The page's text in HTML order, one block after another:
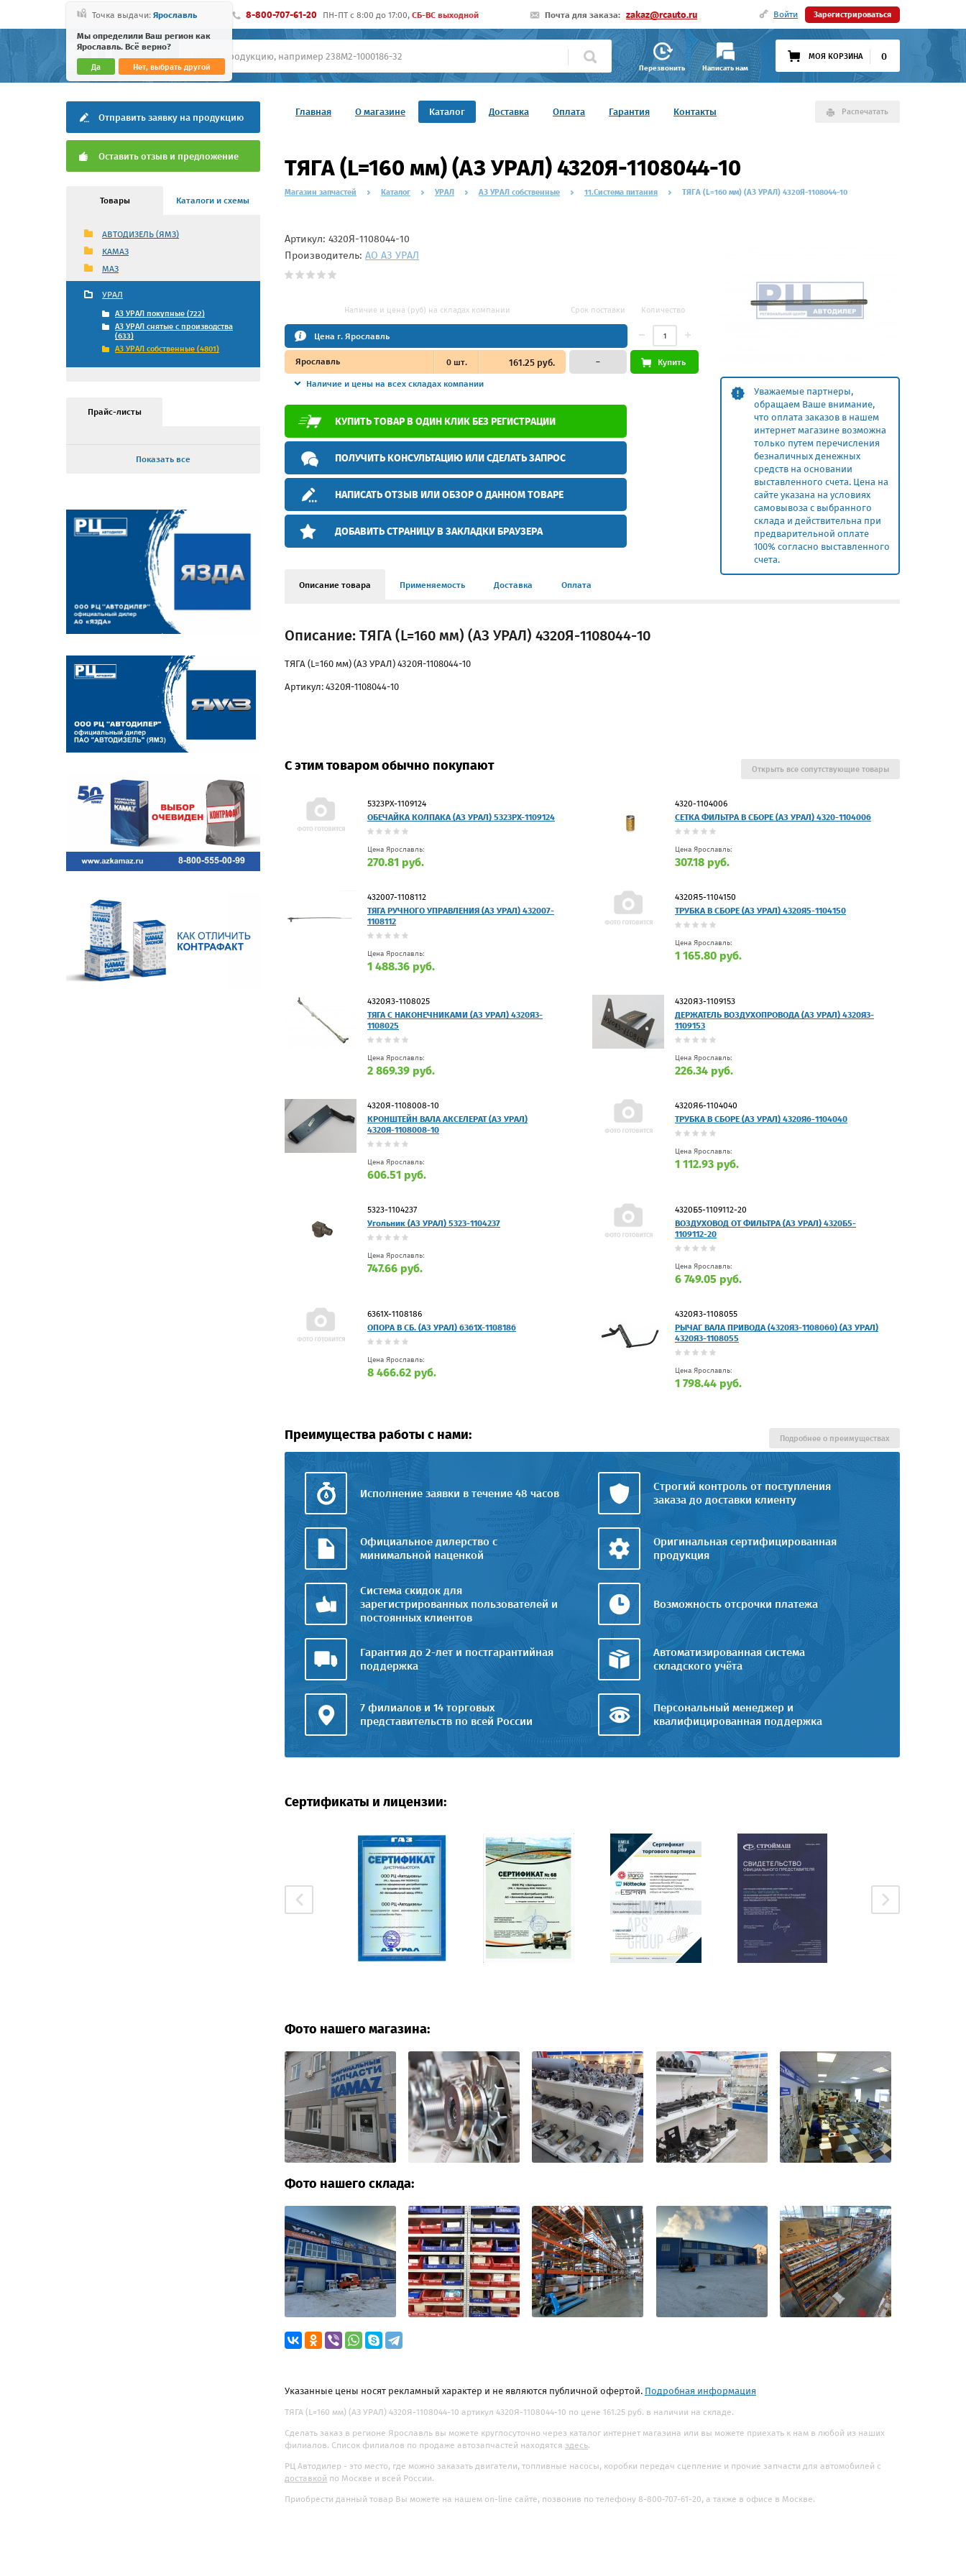
Точка выдачи: Ярославль
Мы определили Ваш регион как
Ярославль. Всё верно?
Да Нет, выбрать другой
8-800-707-61-20 ПН-ПТ c 8:00 до 17:00, СБ-ВС выходной Почта для заказа: zakaz@rcauto.ru Войти Зарегистрироваться
Перезвонить Написать нам
МОЯ КОРЗИНА 0
Главная О магазине Каталог Доставка Оплата Гарантия Контакты Распечатать
Отправить заявку на продукцию
Оставить отзыв и предложение
Товары Каталоги и схемы
АВТОДИЗЕЛЬ (ЯМЗ)
КАМАЗ
МАЗ
УРАЛ
АЗ УРАЛ покупные (722)
АЗ УРАЛ снятые с производства
(633)
АЗ УРАЛ собственные (4801)
Прайс-листы
Показать все
ТЯГА (L=160 мм) (АЗ УРАЛ) 4320Я-1108044-10
Магазин запчастей Каталог УРАЛ АЗ УРАЛ собственные 11.Система питания ТЯГА (L=160 мм) (АЗ УРАЛ) 4320Я-1108044-10
Уважаемые партнеры,
обращаем Ваше внимание,
что оплата заказов в нашем
интернет магазине возможна
только путем перечисления
безналичных денежных
средств на основании
выставленного счета. Цена на
сайте указана на условиях
самовывоза с выбранного
склада и действительна при
предварительной оплате
100% согласно выставленного
счета.
Артикул: 4320Я-1108044-10
Производитель: АО АЗ УРАЛ
Наличие и цена (руб) на складах компании Срок поставки Количество
Цена г. Ярославль
Ярославль 0шт. 161.25 руб.
Наличие и цены на всех складах компании
– Купить
КУПИТЬ ТОВАР В ОДИН КЛИК БЕЗ РЕГИСТРАЦИИ
ПОЛУЧИТЬ КОНСУЛЬТАЦИЮ ИЛИ СДЕЛАТЬ ЗАПРОС
НАПИСАТЬ ОТЗЫВ ИЛИ ОБЗОР О ДАННОМ ТОВАРЕ
ДОБАВИТЬ СТРАНИЦУ В ЗАКЛАДКИ БРАУЗЕРА
Описание товара Применяемость Доставка Оплата
Описание: ТЯГА (L=160 мм) (АЗ УРАЛ) 4320Я-1108044-10
ТЯГА (L=160 мм) (АЗ УРАЛ) 4320Я-1108044-10
Артикул: 4320Я-1108044-10
С этим товаром обычно покупают
5323РХ-1109124
ОБЕЧАЙКА КОЛПАКА (АЗ УРАЛ) 5323РХ-1109124
Цена Ярославль:
270.81 руб.
4320-1104006
СЕТКА ФИЛЬТРА В СБОРЕ (АЗ УРАЛ) 4320-1104006
Цена Ярославль:
307.18 руб.
432007-1108112
ТЯГА РУЧНОГО УПРАВЛЕНИЯ (АЗ УРАЛ) 432007-
1108112
Цена Ярославль:
1 488.36 руб.
4320Я5-1104150
ТРУБКА В СБОРЕ (АЗ УРАЛ) 4320Я5-1104150
Цена Ярославль:
1 165.80 руб.
4320Я3-1108025
ТЯГА С НАКОНЕЧНИКАМИ (АЗ УРАЛ) 4320Я3-
1108025
Цена Ярославль:
2 869.39 руб.
4320Я3-1109153
ДЕРЖАТЕЛЬ ВОЗДУХОПРОВОДА (АЗ УРАЛ) 4320Я3-
1109153
Цена Ярославль:
226.34 руб.
4320Я-1108008-10
КРОНШТЕЙН ВАЛА АКСЕЛЕРАТ (АЗ УРАЛ)
4320Я-1108008-10
Цена Ярославль:
606.51 руб.
4320Я6-1104040
ТРУБКА В СБОРЕ (АЗ УРАЛ) 4320Я6-1104040
Цена Ярославль:
1 112.93 руб.
5323-1104237
Угольник (АЗ УРАЛ) 5323-1104237
Цена Ярославль:
747.66 руб.
4320Б5-1109112-20
ВОЗДУХОВОД ОТ ФИЛЬТРА (АЗ УРАЛ) 4320Б5-
1109112-20
Цена Ярославль:
6 749.05 руб.
6361Х-1108186
ОПОРА В СБ. (АЗ УРАЛ) 6361Х-1108186
Цена Ярославль:
8 466.62 руб.
4320Я3-1108055
РЫЧАГ ВАЛА ПРИВОДА (4320Я3-1108060) (АЗ УРАЛ)
4320Я3-1108055
Цена Ярославль:
1 798.44 руб.
Открыть все сопутствующие товары
Преимущества работы с нами:
Исполнение заявки в течение 48 часов
Строгий контроль от поступления
заказа до доставки клиенту
Официальное дилерство с
минимальной наценкой
Оригинальная сертифицированная
продукция
Система скидок для
зарегистрированных пользователей и
постоянных клиентов
Возможность отсрочки платежа
Гарантия до 2-лет и постгарантийная
поддержка
Автоматизированная система
складского учёта
7 филиалов и 14 торговых
представительств по всей России
Персональный менеджер и
квалифицированная поддержка
Подробнее о преимуществах
Сертификаты и лицензии:
Фото нашего магазина:
Фото нашего склада:
Указанные цены носят рекламный характер и не являются публичной офертой. Подробная информация
ТЯГА (L=160 мм) (АЗ УРАЛ) 4320Я-1108044-10 артикул 4320Я-1108044-10 по цене 161.25 руб. в наличии на складе.
Сделать заказ в регионе Ярославль вы можете круглосуточно через каталог интернет магазина или вы можете приехать к нам в любой из наших
филиалов. Список филиалов по продаже автозапчастей находятся здесь.
РЦ Автодилер - это место, где можно заказать двигатели, топливные насосы, коробки передач сцепление и прочие запчасти для автомобилей с
доставкой по Москве и всей России.
Приобрести данный товар Вы можете на нашем on-line сайте, позвонив по телефону 8-800-707-61-20, а также в офисе в Москве.